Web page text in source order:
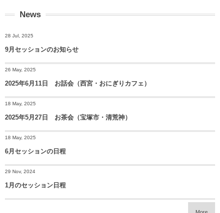
News
28 Jul, 2025
9月セッションのお知らせ
26 May, 2025
2025年6月11日 お話会（西宮・おにぎりカフェ）
18 May, 2025
2025年5月27日 お茶会（宝塚市・清荒神）
18 May, 2025
6月セッションの日程
29 Nov, 2024
1月のセッション日程